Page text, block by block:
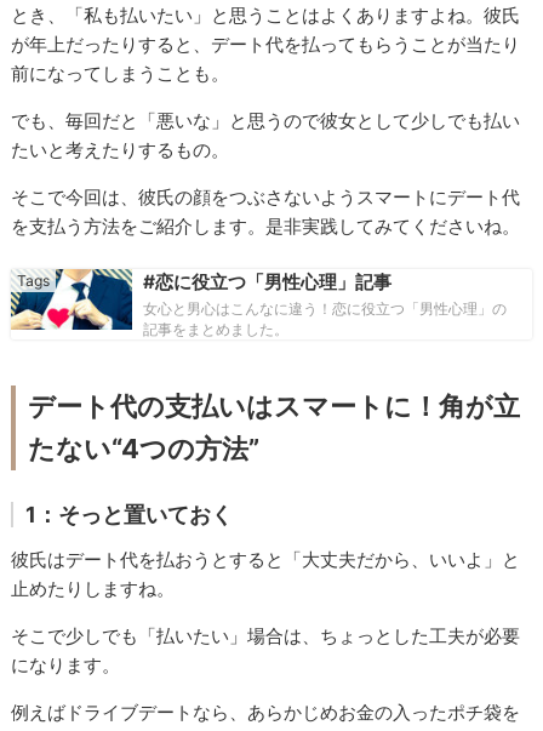
とき、「私も払いたい」と思うことはよくありますよね。彼氏
が年上だったりすると、デート代を払ってもらうことが当たり
前になってしまうことも。
でも、毎回だと「悪いな」と思うので彼女として少しでも払い
たいと考えたりするもの。
そこで今回は、彼氏の顔をつぶさないようスマートにデート代
を支払う方法をご紹介します。是非実践してみてくださいね。
#恋に役立つ「男性心理」記事
女心と男心はこんなに違う！恋に役立つ「男性心理」の
記事をまとめました。
デート代の支払いはスマートに！角が立
たない“4つの方法”
1：そっと置いておく
彼氏はデート代を払おうとすると「大丈夫だから、いいよ」と
止めたりしますね。
そこで少しでも「払いたい」場合は、ちょっとした工夫が必要
になります。
例えばドライブデートなら、あらかじめお金の入ったポチ袋を